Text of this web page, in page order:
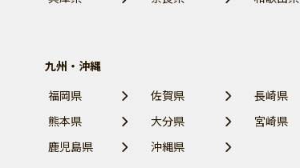
九州・沖縄
福岡県
佐賀県
長崎県
熊本県
大分県
宮崎県
鹿児島県
沖縄県